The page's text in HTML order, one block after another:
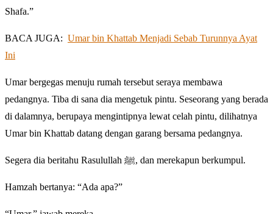
Shafa.”
BACA JUGA: Umar bin Khattab Menjadi Sebab Turunnya Ayat
Ini
Umar bergegas menuju rumah tersebut seraya membawa
pedangnya. Tiba di sana dia mengetuk pintu. Seseorang yang berada
di dalamnya, berupaya mengintipnya lewat celah pintu, dilihatnya
Umar bin Khattab datang dengan garang bersama pedangnya.
Segera dia beritahu Rasulullah ﷺ, dan merekapun berkumpul.
Hamzah bertanya: “Ada apa?”